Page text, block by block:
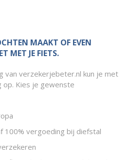
MAAKT OF EVEN
MET JE FIETS.
van verzekerjebeter.nl kun je met
Kies je gewenste
100% vergoeding bij diefstal